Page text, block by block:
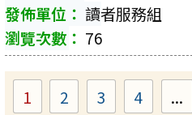
讀者服務組
76
Page
1 Page
2 Page
3 Page
4 ...